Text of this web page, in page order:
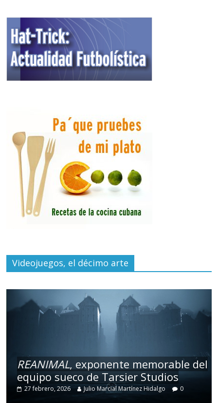
Videojuegos, el décimo arte
REANIMAL, exponente memorable del
equipo sueco de Tarsier Studios
27 febrero, 2026 Julio Marcial Martínez Hidalgo 0